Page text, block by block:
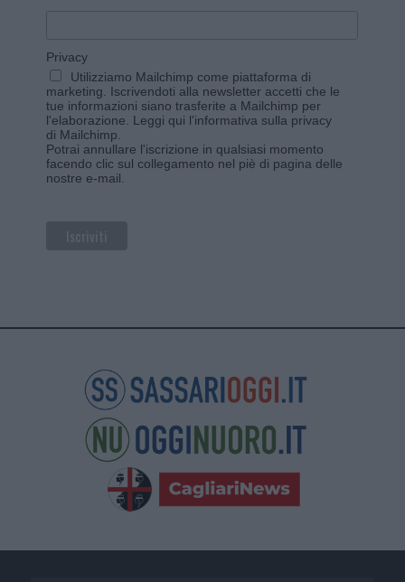
Privacy
Utilizziamo Mailchimp come piattaforma di
marketing. Iscrivendoti alla newsletter accetti che le
tue informazioni siano trasferite a Mailchimp per
l'elaborazione. Leggi qui l'informativa sulla privacy
di Mailchimp
Potrai annullare l'iscrizione in qualsiasi momento
facendo clic sul collegamento nel piè di pagina delle
nostre e-mail.